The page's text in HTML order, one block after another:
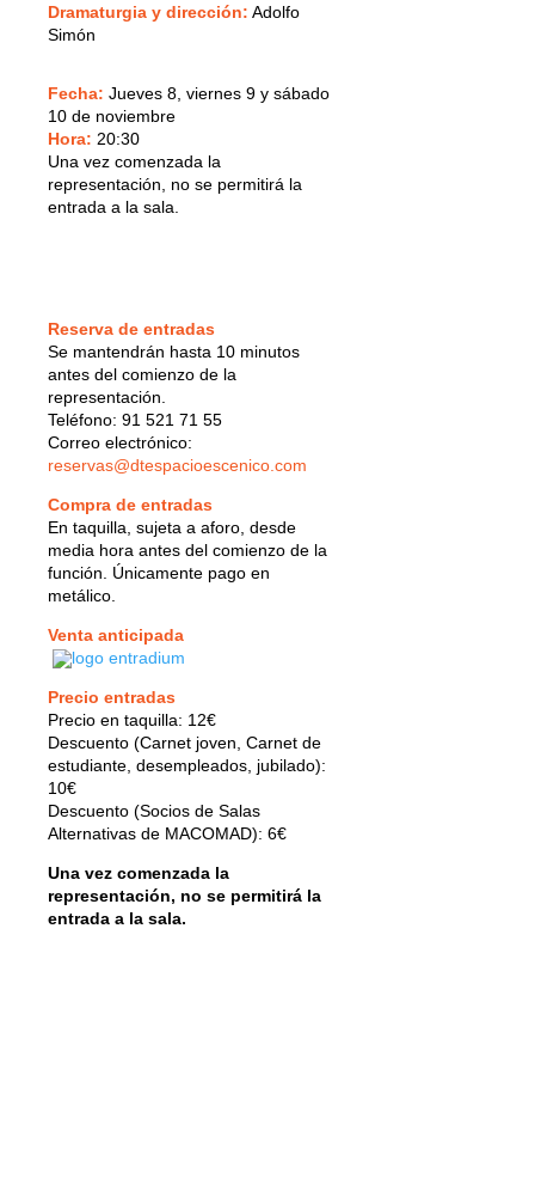
Dramaturgia y dirección: Adolfo
Simón
Fecha: Jueves 8, viernes 9 y sábado
10 de noviembre
Hora: 20:30
Una vez comenzada la
representación, no se permitirá la
entrada a la sala.
Reserva de entradas
Se mantendrán hasta 10 minutos
antes del comienzo de la
representación.
Teléfono: 91 521 71 55
Correo electrónico:
reservas@dtespacioescenico.com
Compra de entradas
En taquilla, sujeta a aforo, desde
media hora antes del comienzo de la
función. Únicamente pago en
metálico.
Venta anticipada
Precio entradas
Precio en taquilla: 12€
Descuento (Carnet joven, Carnet de
estudiante, desempleados, jubilado):
10€
Descuento (Socios de Salas
Alternativas de MACOMAD): 6€
Una vez comenzada la
representación, no se permitirá la
entrada a la sala.